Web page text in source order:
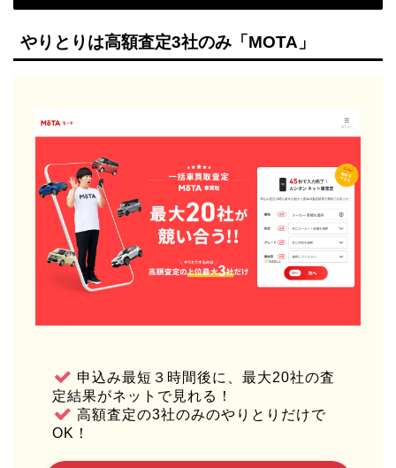
やりとりは高額査定3社のみ「MOTA」
申込み最短３時間後に、最大20社の査
定結果がネットで見れる！
高額査定の3社のみのやりとりだけで
OK！